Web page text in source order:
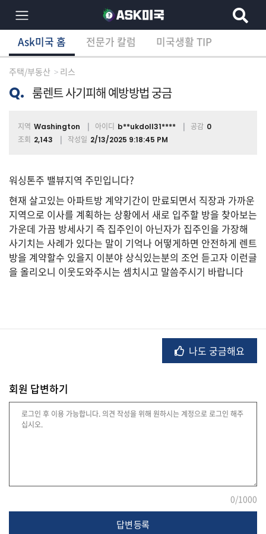
×
분
별
상
담
체
이
민/
비
자
택/
부
동
재
Ask미국 홈 전문가 칼럼 미국생활 TIP
Ask미국 홈 전문가 칼럼 미국생활 TIP
주택/부동산 리스
Q. 룸렌트 사기피해 예방방법 궁금
지역 Washington 아이디 b**ukdoll31**** 공감 0
조회 2,143 작성일 2/13/2025 9:18:45 PM
워싱톤주 밸뷰지역 주민입니다?
현재 살고있는 아파트방 계약기간이 만료되면서 직장과 가까운
지역으로 이사를 계획하는 상황에서 새로 입주할 방을 찾아보는
가운데 가끔 방세사기 즉 집주인이 아닌자가 집주인을 가장해
사기치는 사례가 있다는 말이 기억나 어떻게하면 안전하게 렌트
방을 계약할수 있을지 이분야 상식있는분의 조언 듣고자 이런글
을 올리오니 이웃도와주시는 셈치시고 말씀주시기 바랍니다
나도 궁금해요
회원 답변하기
0/1000
답변 등록